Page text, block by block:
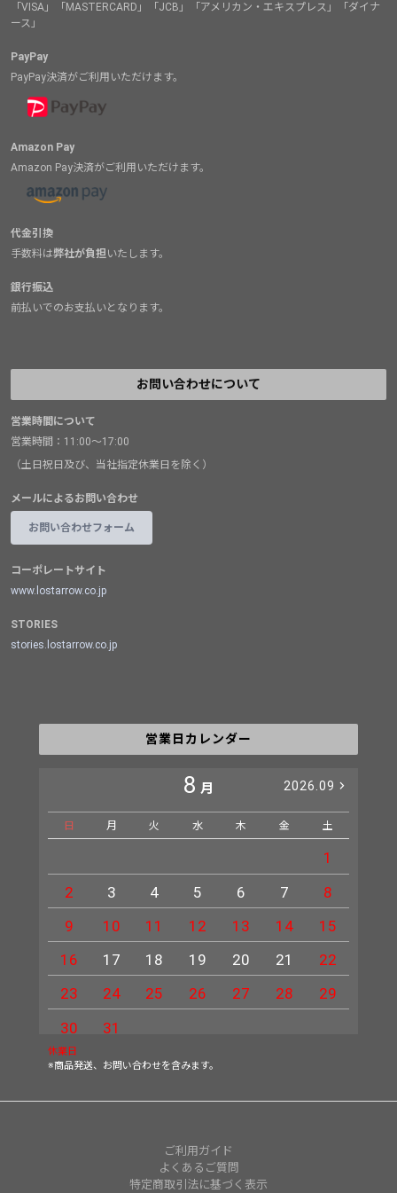
「VISA」「MASTERCARD」「JCB」「アメリカン・エキスプレス」「ダイナ
ース」
PayPay
PayPay決済がご利用いただけます。
Amazon Pay
Amazon Pay決済がご利用いただけます。
代金引換
手数料は弊社が負担いたします。
銀行振込
前払いでのお支払いとなります。
お問い合わせについて
営業時間について
営業時間：11:00～17:00
（土日祝日及び、当社指定休業日を除く）
メールによるお問い合わせ
お問い合わせフォーム
コーポレートサイト
www.lostarrow.co.jp
STORIES
stories.lostarrow.co.jp
営業日カレンダー
8 月 2026.09
日 月 火 水 木 金 土
1
2
3 4 5 6 7
8
9
10 11 12 13 14
15
16
17 18 19 20 21
22
23
24 25 26 27 28
29
30
31
休業日
※商品発送、お問い合わせを含みます。
ご利用ガイド
よくあるご質問
特定商取引法に基づく表示